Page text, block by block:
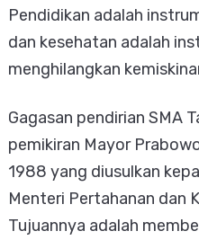
Pendidikan adalah
dan kesehatan adalah
menghilangkan
Gagasan pendirian SMA
pemikiran Mayor
1988 yang diusulkan
Menteri Pertahanan dan
Tujuannya adalah